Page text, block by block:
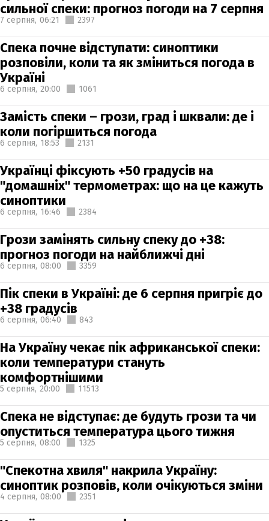
сильної спеки: прогноз погоди на 7 серпня
7 серпня, 06:21 2397
Спека почне відступати: синоптики
розповіли, коли та як зміниться погода в
Україні
6 серпня, 20:00 1061
Замість спеки – грози, град і шквали: де і
коли погіршиться погода
6 серпня, 18:53 2131
Українці фіксують +50 градусів на
"домашніх" термометрах: що на це кажуть
синоптики
6 серпня, 16:46 2384
Грози замінять сильну спеку до +38:
прогноз погоди на найближчі дні
6 серпня, 08:00 3359
Пік спеки в Україні: де 6 серпня пригріє до
+38 градусів
6 серпня, 06:40 843
На Україну чекає пік африканської спеки:
коли температури стануть
комфортнішими
5 серпня, 20:00 11513
Спека не відступає: де будуть грози та чи
опуститься температура цього тижня
5 серпня, 08:00 1325
"Спекотна хвиля" накрила Україну:
синоптик розповів, коли очікуються зміни
4 серпня, 08:00 2351